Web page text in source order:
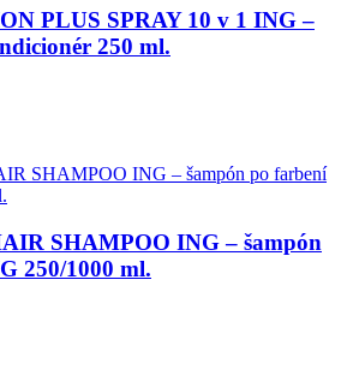
PLUS SPRAY 10 v 1 ING –
250 ml.
SHAMPOO ING – šampón
250/1000 ml.